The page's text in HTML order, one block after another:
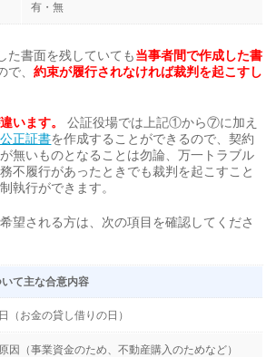
有・無
た書面を残していても当事者間で作成した書
で、約束が履行されなければ裁判を起こすし
います。
公証役場では上記①から⑦に加え
正証書を作成することができるので、契約
無いものとなることは勿論、万一トラブル
不履行があったときでも裁判を起こすこと
執行ができます。
望される方は、次の項目を確認してくださ
て主な合意内容
（お金の貸し借りの日）
因（事業資金のため、不動産購入のためなど）